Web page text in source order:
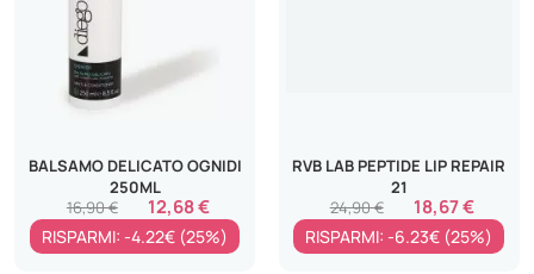
BALSAMO DELICATO OGNIDI
250ML
12,68 €
16,90 €
RISPARMI: -4.22€ (25%)
RVB LAB PEPTIDE LIP REPAIR
21
18,67 €
24,90 €
RISPARMI: -6.23€ (25%)